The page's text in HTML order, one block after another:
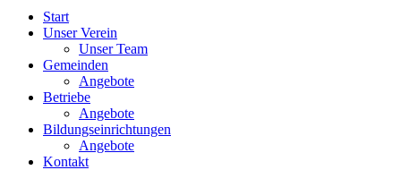
Start
Unser Verein
Unser Team
Gemeinden
Angebote
Betriebe
Angebote
Bildungseinrichtungen
Angebote
Kontakt